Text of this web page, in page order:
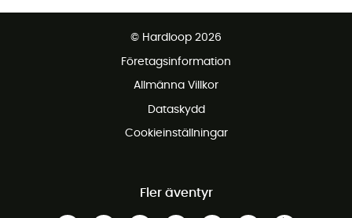
Gratis retur inom 100 dagar
© Hardloop 2026
Företagsinformation
Allmänna Villkor
Dataskydd
Cookieinställningar
Fler äventyr